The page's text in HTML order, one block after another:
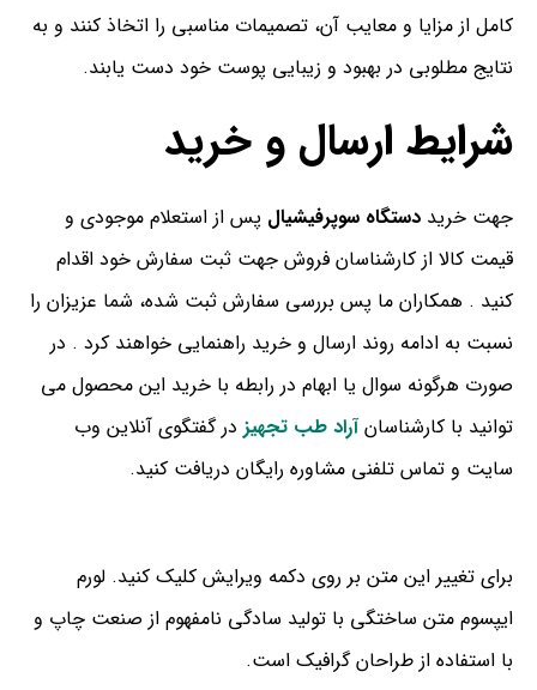
کامل از مزایا و معایب آن، تصمیمات مناسبی را اتخاذ کنند و به
نتایج مطلوبی در بهبود و زیبایی پوست خود دست یابند.
شرایط ارسال و خرید
جهت خرید دستگاه سوپرفیشیال پس از استعلام موجودی و
قیمت کالا از کارشناسان فروش جهت ثبت سفارش خود اقدام
کنید . همکاران ما پس بررسی سفارش ثبت شده، شما عزیزان را
نسبت به ادامه روند ارسال و خرید راهنمایی خواهند کرد . در
صورت هرگونه سوال یا ابهام در رابطه با خرید این محصول می
توانید با کارشناسانآراد طب تجهیز در گفتگوی آنلاین وب
سایت و تماس تلفنی مشاوره رایگان دریافت کنید.
برای تغییر این متن بر روی دکمه ویرایش کلیک کنید. لورم
ایپسوم متن ساختگی با تولید سادگی نامفهوم از صنعت چاپ و
با استفاده از طراحان گرافیک است.